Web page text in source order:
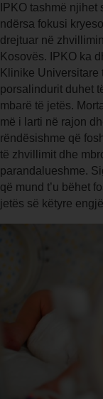
IPKO tashmë
ndërsa fokusi
drejtuar në
Kosovës. IPKO ka
Klinike Universitare
porsalindurit duhet
mbarë të jetës.
më i larti në rajon
rëndësishme që
të zhvillimit dhe
parandalueshme.
që mund t’u bëhet
jetës së këtyre